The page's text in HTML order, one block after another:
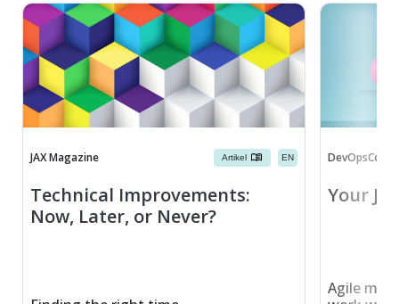
JAX Magazine Artikel EN
Technical Improvements:
Now, Later, or Never?
DevOpsCon
Your
Agile